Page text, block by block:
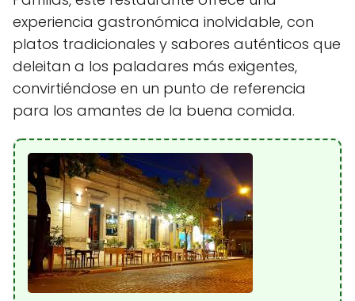
experiencia gastronómica inolvidable, con
platos tradicionales y sabores auténticos que
deleitan a los paladares más exigentes,
convirtiéndose en un punto de referencia
para los amantes de la buena comida.